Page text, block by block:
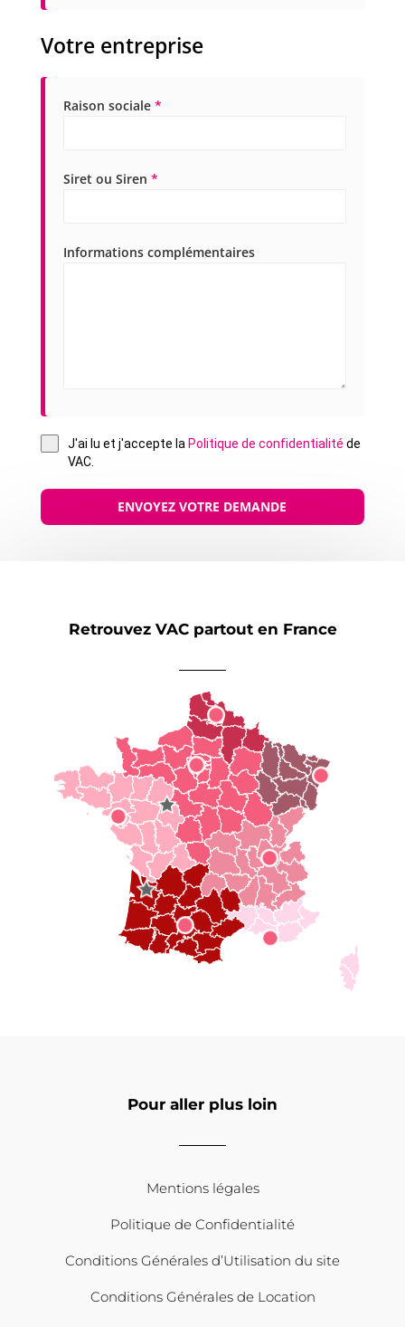
Votre entreprise
Raison sociale *
Siret ou Siren *
Informations complémentaires
J'ai lu et j'accepte la Politique de confidentialité de
VAC.
ENVOYEZ VOTRE DEMANDE
Retrouvez VAC partout en France
Pour aller plus loin
Mentions légales
Politique de Confidentialité
Conditions Générales d’Utilisation du site
Conditions Générales de Location